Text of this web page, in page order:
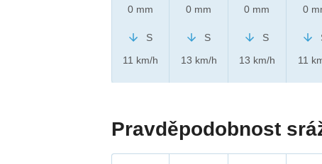
0 mm
S
11 km/h
0 mm
S
13 km/h
0 mm
S
13 km/h
0
11
Pravděpodobnost